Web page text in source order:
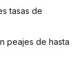
tasas de
peajes de hasta